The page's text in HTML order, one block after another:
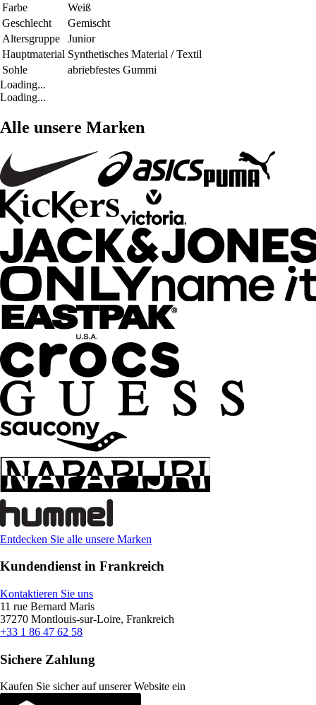
Farbe
Weiß
Geschlecht
Gemischt
Altersgruppe
Junior
Hauptmaterial Synthetisches Material / Textil
Sohle
abriebfestes Gummi
Loading...
Loading...
Alle unsere Marken
Entdecken Sie alle unsere Marken
Kundendienst in Frankreich
Kontaktieren Sie uns
11 rue Bernard Maris
37270 Montlouis-sur-Loire, Frankreich
+33 1 86 47 62 58
Sichere Zahlung
Kaufen Sie sicher auf unserer Website ein